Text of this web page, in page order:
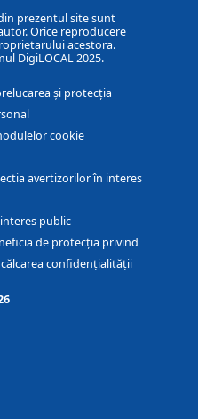
prezentul site sunt
Orice reproducere
acestora.
DigiLOCAL 2025.
și protecția
cookie
avertizorilor în interes
public
de protecția privind
confidențialității